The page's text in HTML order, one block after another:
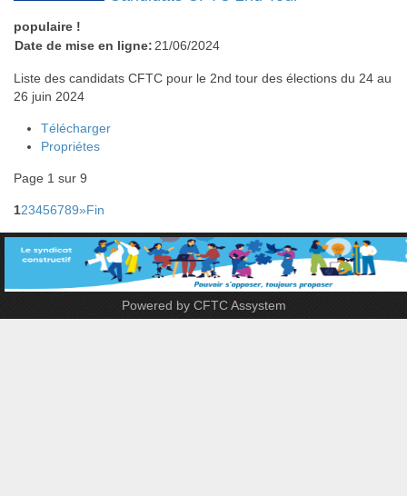
populaire !
Date de mise en ligne: 21/06/2024
Liste des candidats CFTC pour le 2nd tour des élections du 24 au
26 juin 2024
Télécharger
Propriétes
Page 1 sur 9
123456789»Fin
Powered by CFTC Assystem